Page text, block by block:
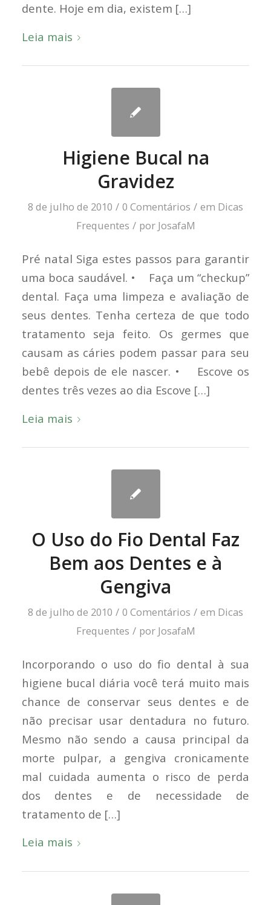
dente. Hoje em dia, existem […]
Leia mais
Higiene Bucal na
Gravidez
8 de julho de 2010 / 0 Comentários / em Dicas
Frequentes / por JosafaM
Pré natal Siga estes passos para garantir
uma boca saudável. • Faça um “checkup”
dental. Faça uma limpeza e avaliação de
seus dentes. Tenha certeza de que todo
tratamento seja feito. Os germes que
causam as cáries podem passar para seu
bebê depois de ele nascer. • Escove os
dentes três vezes ao dia Escove […]
Leia mais
O Uso do Fio Dental Faz
Bem aos Dentes e à
Gengiva
8 de julho de 2010 / 0 Comentários / em Dicas
Frequentes / por JosafaM
Incorporando o uso do fio dental à sua
higiene bucal diária você terá muito mais
chance de conservar seus dentes e de
não precisar usar dentadura no futuro.
Mesmo não sendo a causa principal da
morte pulpar, a gengiva cronicamente
mal cuidada aumenta o risco de perda
dos dentes e de necessidade de
tratamento de […]
Leia mais